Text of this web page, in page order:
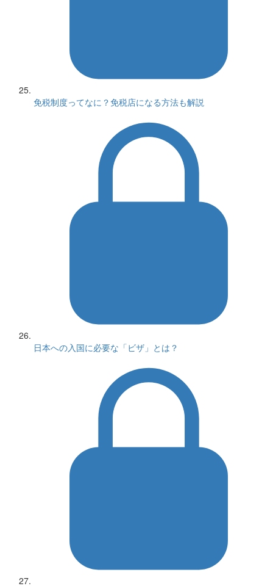
免税制度ってなに？免税店になる方法も解説
日本への入国に必要な「ビザ」とは？